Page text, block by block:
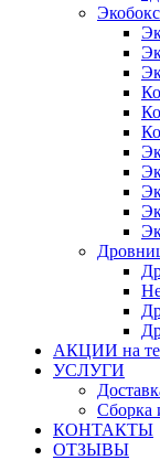
АКЦИИ на
УСЛУГИ
Сборка
КОНТАКТЫ
ОТЗЫВЫ